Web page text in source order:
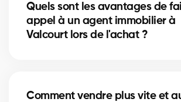
Quels sont les avantages de
appel à un agent immobilier à
Valcourt lors de l'achat ?
Comment vendre plus vite et